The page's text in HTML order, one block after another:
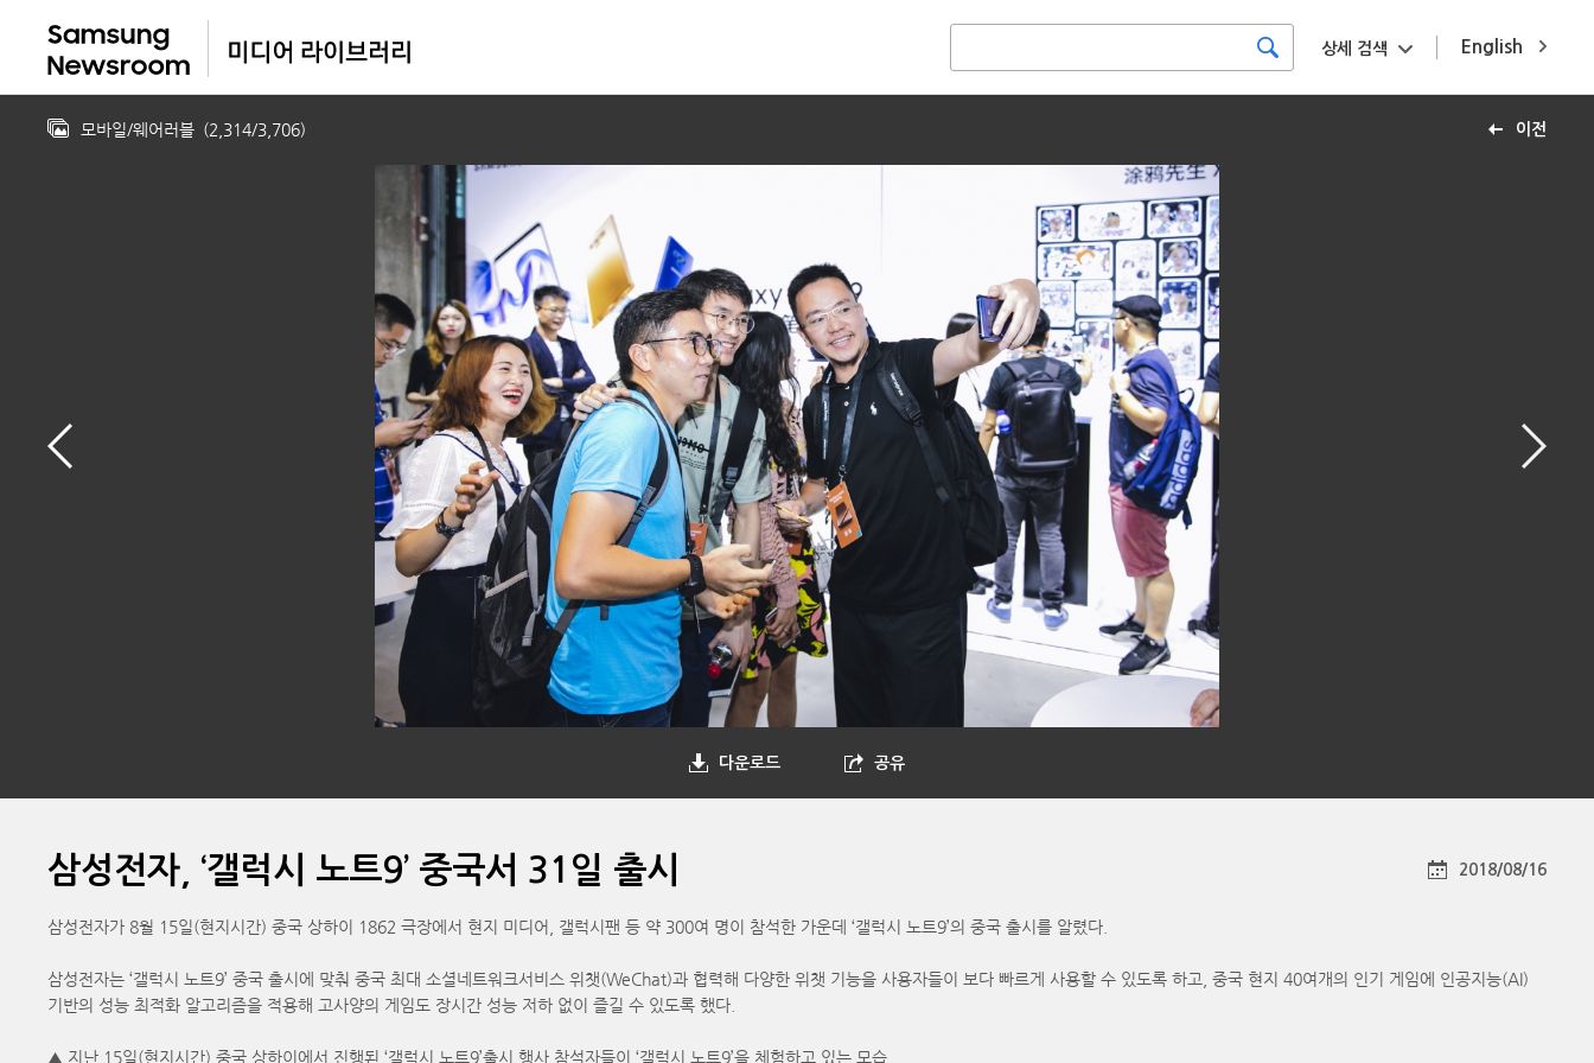
English
상세 검색
이전
모바일/웨어러블 (2,314/3,706)
다운로드 공유
삼성전자, ‘갤럭시 노트9’ 중국서 31일 출시 2018/08/16
삼성전자가 8월 15일(현지시간) 중국 상하이 1862 극장에서 현지 미디어, 갤럭시팬 등 약 300여 명이 참석한 가운데 ‘갤럭시 노트9’의 중국 출시를 알렸다.
삼성전자는 ‘갤럭시 노트9’ 중국 출시에 맞춰 중국 최대 소셜네트워크서비스 위챗(WeChat)과 협력해 다양한 위챗 기능을 사용자들이 보다 빠르게 사용할 수 있도록 하고, 중국 현지 40여개의 인기 게임에 인공지능(AI)
기반의 성능 최적화 알고리즘을 적용해 고사양의 게임도 장시간 성능 저하 없이 즐길 수 있도록 했다.
▲ 지난 15일(현지시간) 중국 상하이에서 진행된 ‘갤럭시 노트9’출시 행사 참석자들이 ‘갤럭시 노트9’을 체험하고 있는 모습